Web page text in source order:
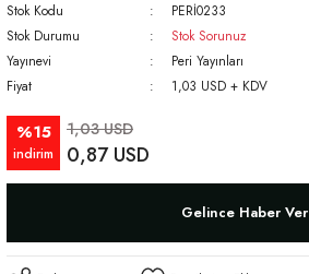
Stok Kodu
PERİ0233
Stok Durumu
Stok Sorunuz
Yayınevi
Peri Yayınları
Fiyat
1,03 USD + KDV
%15
indirim
1,03 USD
0,87 USD
Gelince Haber Ver